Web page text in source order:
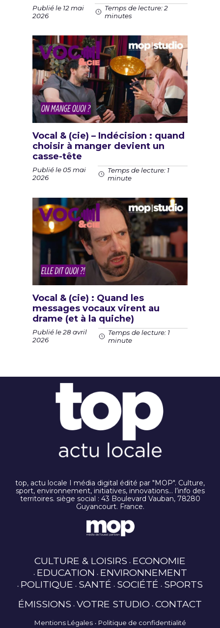
Publié le 12 mai
2026
Temps de lecture: 2
minutes
Vocal & (cie) – Indécision : quand
choisir à manger devient un
casse-tête
Publié le 05 mai
2026
Temps de lecture: 1
minute
Vocal & (cie) : Quand les
messages vocaux virent au
drame (et à la quiche)
Publié le 28 avril
2026
Temps de lecture: 1
minute
top, actu locale I média digital édité par "MOP". Culture,
sport, environnement, initiatives, innovations… l’info des
territoires. siège social : 43 Boulevard Vauban, 78280
Guyancourt. France.
CULTURE & LOISIRS ECONOMIE
EDUCATION ENVIRONNEMENT
POLITIQUE SANTÉ SOCIÉTÉ SPORTS
ÉMISSIONS VOTRE STUDIO CONTACT
Mentions Légales Politique de confidentialité